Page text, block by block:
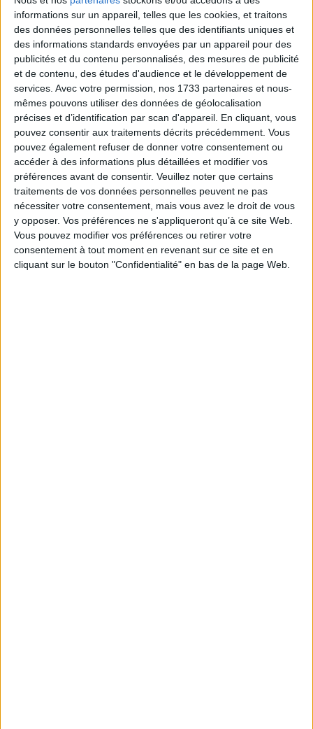
informations sur un appareil, telles que les cookies, et traitons
des données personnelles telles que des identifiants uniques et
des informations standards envoyées par un appareil pour des
publicités et du contenu personnalisés, des mesures de publicité
et de contenu, des études d'audience et le développement de
services. Avec votre permission, nos 1733 partenaires et nous-
mêmes pouvons utiliser des données de géolocalisation
précises et d’identification par scan d'appareil. En cliquant, vous
pouvez consentir aux traitements décrits précédemment. Vous
pouvez également refuser de donner votre consentement ou
accéder à des informations plus détaillées et modifier vos
préférences avant de consentir. Veuillez noter que certains
traitements de vos données personnelles peuvent ne pas
nécessiter votre consentement, mais vous avez le droit de vous
y opposer. Vos préférences ne s'appliqueront qu’à ce site Web.
Vous pouvez modifier vos préférences ou retirer votre
consentement à tout moment en revenant sur ce site et en
cliquant sur le bouton "Confidentialité" en bas de la page Web.
LABRADORITE ARC-EN-CIEL....
62,00 €